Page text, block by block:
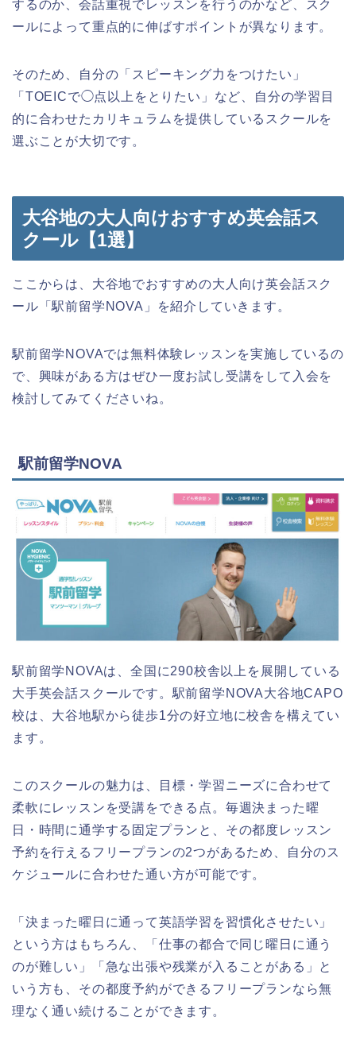
するのか、会話重視でレッスンを行うのかなど、スク
ールによって重点的に伸ばすポイントが異なります。
そのため、自分の「スピーキング力をつけたい」
「TOEICで◯点以上をとりたい」など、自分の学習目
的に合わせたカリキュラムを提供しているスクールを
選ぶことが大切です。
大谷地の大人向けおすすめ英会話ス
クール【1選】
ここからは、大谷地でおすすめの大人向け英会話スク
ール「駅前留学NOVA」を紹介していきます。
駅前留学NOVAでは無料体験レッスンを実施しているの
で、興味がある方はぜひ一度お試し受講をして入会を
検討してみてくださいね。
駅前留学NOVA
駅前留学NOVAは、全国に290校舎以上を展開している
大手英会話スクールです。駅前留学NOVA大谷地CAPO
校は、大谷地駅から徒歩1分の好立地に校舎を構えてい
ます。
このスクールの魅力は、目標・学習ニーズに合わせて
柔軟にレッスンを受講をできる点。毎週決まった曜
日・時間に通学する固定プランと、その都度レッスン
予約を行えるフリープランの2つがあるため、自分のス
ケジュールに合わせた通い方が可能です。
「決まった曜日に通って英語学習を習慣化させたい」
という方はもちろん、「仕事の都合で同じ曜日に通う
のが難しい」「急な出張や残業が入ることがある」と
いう方も、その都度予約ができるフリープランなら無
理なく通い続けることができます。